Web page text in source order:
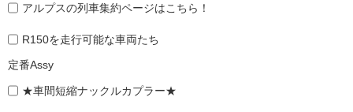
アルプスの列車集約ページはこちら！
R150を走行可能な車両たち
定番Assy
★車間短縮ナックルカプラー★